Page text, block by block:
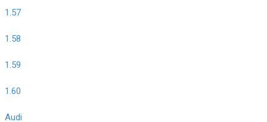
1.57
1.58
1.59
1.60
Audi